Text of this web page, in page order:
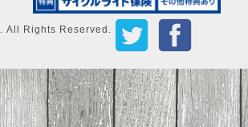
. All Rights Reserved.